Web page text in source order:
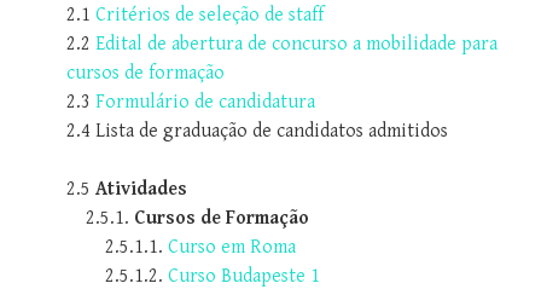
2.1 Critérios de seleção de staff
2.2 Edital de abertura de concurso a mobilidade para
cursos de formação
2.3 Formulário de candidatura
2.4 Lista de graduação de candidatos admitidos
2.5 Atividades
2.5.1. Cursos de Formação
2.5.1.1. Curso em Roma
2.5.1.2. Curso Budapeste 1